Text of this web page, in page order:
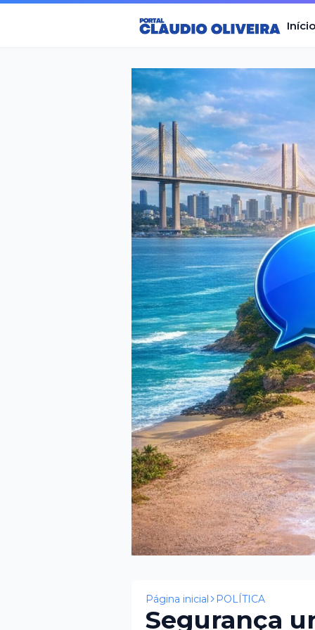
Início
Página inicial POLÍTICA
Segurança